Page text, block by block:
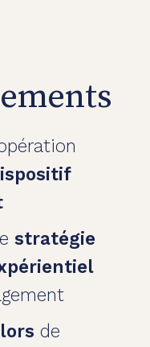
stratégie
de